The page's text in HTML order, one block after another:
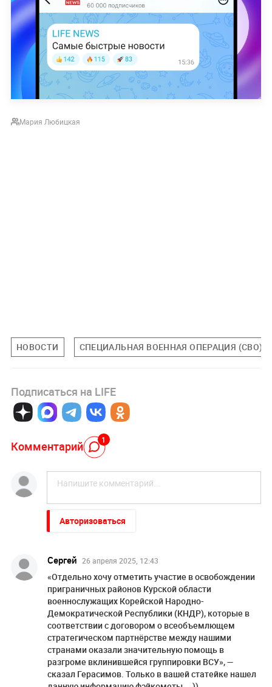
Мария Любицкая
НОВОСТИ СПЕЦИАЛЬНАЯ ВОЕННАЯ ОПЕРАЦИЯ (СВО)
Подписаться на LIFE
Комментарий 1
Авторизоваться
Сергей 26 апреля 2025, 12:43
«Отдельно хочу отметить участие в освобождении
приграничных районов Курской области
военнослужащих Корейской Народно-
Демократической Республики (КНДР), которые в
соответствии с договором о всеобъемлющем
стратегическом партнёрстве между нашими
странами оказали значительную помощь в
разгроме вклинившейся группировки ВСУ», —
сказал Герасимов. Только в вашей статейке нашел